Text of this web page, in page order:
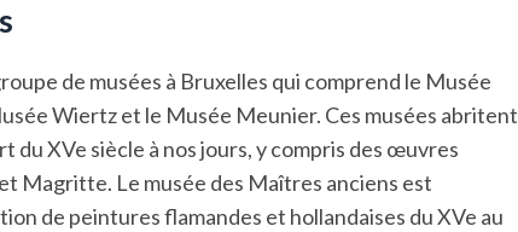
de musées à Bruxelles qui comprend le Musée
Wiertz et le Musée Meunier. Ces musées abritent
du XVe siècle à nos jours, y compris des œuvres
Magritte. Le musée des Maîtres anciens est
de peintures flamandes et hollandaises du XVe au